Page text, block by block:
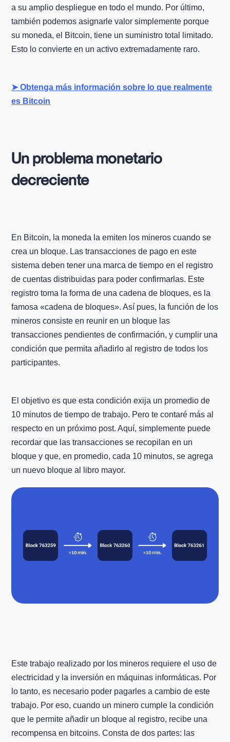
a su amplio despliegue en todo el mundo. Por último,
también podemos asignarle valor simplemente porque
su moneda, el Bitcoin, tiene un suministro total limitado.
Esto lo convierte en un activo extremadamente raro.
➤ Obtenga más información sobre lo que realmente
es Bitcoin
Un problema monetario
decreciente
En Bitcoin, la moneda la emiten los mineros cuando se
crea un bloque. Las transacciones de pago en este
sistema deben tener una marca de tiempo en el registro
de cuentas distribuidas para poder confirmarlas. Este
registro toma la forma de una cadena de bloques, es la
famosa «cadena de bloques». Así pues, la función de los
mineros consiste en reunir en un bloque las
transacciones pendientes de confirmación, y cumplir una
condición que permita añadirlo al registro de todos los
participantes.
El objetivo es que esta condición exija un promedio de
10 minutos de tiempo de trabajo. Pero te contaré más al
respecto en un próximo post. Aquí, simplemente puede
recordar que las transacciones se recopilan en un
bloque y que, en promedio, cada 10 minutos, se agrega
un nuevo bloque al libro mayor.
Este trabajo realizado por los mineros requiere el uso de
electricidad y la inversión en máquinas informáticas. Por
lo tanto, es necesario poder pagarles a cambio de este
trabajo. Por eso, cuando un minero cumple la condición
que le permite añadir un bloque al registro, recibe una
recompensa en bitcoins. Consta de dos partes: las